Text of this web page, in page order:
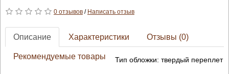
0 отзывов/ Написать отзыв
Описание Характеристики Отзывы (0)
Рекомендуемые товары Тип обложки: твердый переплет